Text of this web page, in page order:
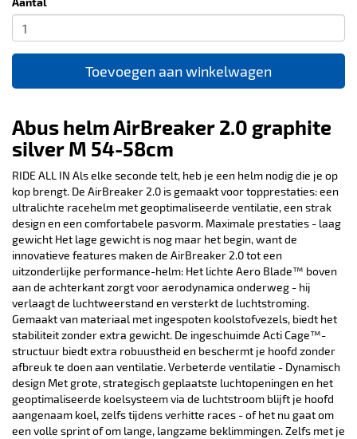
Toevoegen aan winkelwagen
Abus helm AirBreaker 2.0 graphite
silver M 54-58cm
RIDE ALL IN Als elke seconde telt, heb je een helm nodig die je op
kop brengt. De AirBreaker 2.0 is gemaakt voor topprestaties: een
ultralichte racehelm met geoptimaliseerde ventilatie, een strak
design en een comfortabele pasvorm. Maximale prestaties - laag
gewicht Het lage gewicht is nog maar het begin, want de
innovatieve features maken de AirBreaker 2.0 tot een
uitzonderlijke performance-helm: Het lichte Aero Blade™ boven
aan de achterkant zorgt voor aerodynamica onderweg - hij
verlaagt de luchtweerstand en versterkt de luchtstroming.
Gemaakt van materiaal met ingespoten koolstofvezels, biedt het
stabiliteit zonder extra gewicht. De ingeschuimde Acti Cage™-
structuur biedt extra robuustheid en beschermt je hoofd zonder
afbreuk te doen aan ventilatie. Verbeterde ventilatie - Dynamisch
design Met grote, strategisch geplaatste luchtopeningen en het
geoptimaliseerde koelsysteem via de luchtstroom blijft je hoofd
aangenaam koel, zelfs tijdens verhitte races - of het nu gaat om
een volle sprint of om lange, langzame beklimmingen. Zelfs met je